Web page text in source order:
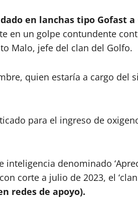
en lanchas tipo Gofast
en un golpe contundente
Malo, jefe del clan del Golfo.
quien estaría a cargo del
para el ingreso de
denominado
corte a julio de 2023, el
redes de apoyo).